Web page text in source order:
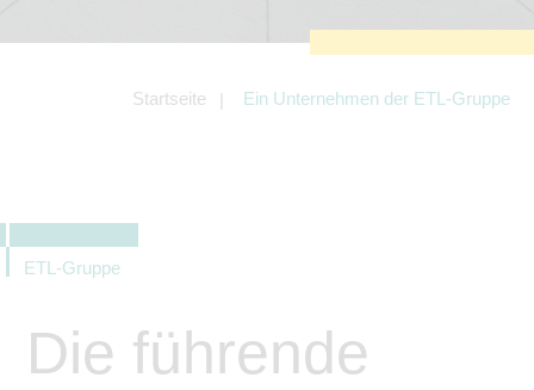
Startseite Ein Unternehmen der ETL-Gruppe
ETL-Gruppe
Die führende
Angebotes einschließlich der
Angeboten von z.B. Facebook und
LinkedIn.